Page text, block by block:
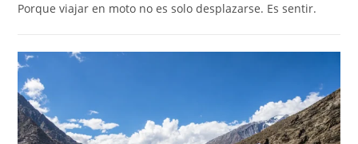
Porque viajar en moto no es solo desplazarse. Es sentir.